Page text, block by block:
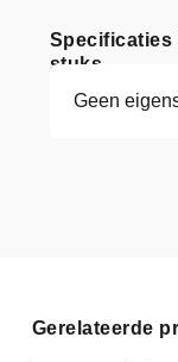
Specificaties
stuks
Geen
Gerelateerde